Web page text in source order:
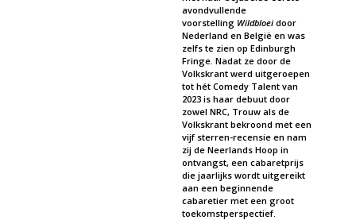
avondvullende
voorstelling Wildbloeidoor
Nederland en België en was
zelfs te zien op Edinburgh
Fringe. Nadat ze door de
Volkskrant werd uitgeroepen
tot hét Comedy Talent van
2023 is haar debuut door
zowel NRC, Trouw als de
Volkskrant bekroond met een
vijf sterren-recensie en nam
zij de Neerlands Hoop in
ontvangst, een cabaretprijs
die jaarlijks wordt uitgereikt
aan een beginnende
cabaretier met een groot
toekomstperspectief.